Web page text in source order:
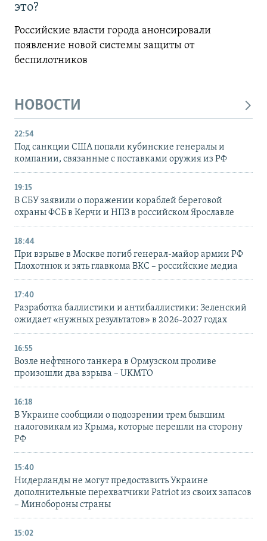
это?
Российские власти города анонсировали
появление новой системы защиты от
беспилотников
НОВОСТИ
22:54
Под санкции США попали кубинские генералы и
компании, связанные с поставками оружия из РФ
19:15
В СБУ заявили о поражении кораблей береговой
охраны ФСБ в Керчи и НПЗ в российском Ярославле
18:44
При взрыве в Москве погиб генерал-майор армии РФ
Плохотнюк и зять главкома ВКС – российские медиа
17:40
Разработка баллистики и антибаллистики: Зеленский
ожидает «нужных результатов» в 2026-2027 годах
16:55
Возле нефтяного танкера в Ормузском проливе
произошли два взрыва – UKMTO
16:18
В Украине сообщили о подозрении трем бывшим
налоговикам из Крыма, которые перешли на сторону
РФ
15:40
Нидерланды не могут предоставить Украине
дополнительные перехватчики Patriot из своих запасов
– Минобороны страны
15:02